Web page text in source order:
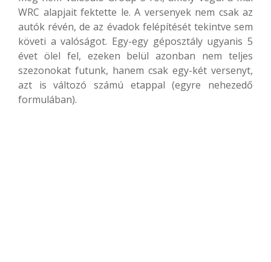
WRC alapjait fektette le. A versenyek nem csak az
autók révén, de az évadok felépítését tekintve sem
követi a valóságot. Egy-egy géposztály ugyanis 5
évet ölel fel, ezeken belül azonban nem teljes
szezonokat futunk, hanem csak egy-két versenyt,
azt is változó számú etappal (egyre nehezedő
formulában).